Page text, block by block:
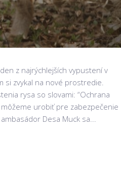
z najrýchlejších vypustení v
si zvykal na nové prostredie.
rysa so slovami: “Ochrana
urobiť pre zabezpečenie
Desa Muck sa...